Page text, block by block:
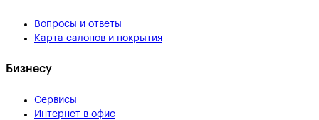
Вопросы и ответы
Карта салонов и покрытия
Бизнесу
Сервисы
Интернет в офис